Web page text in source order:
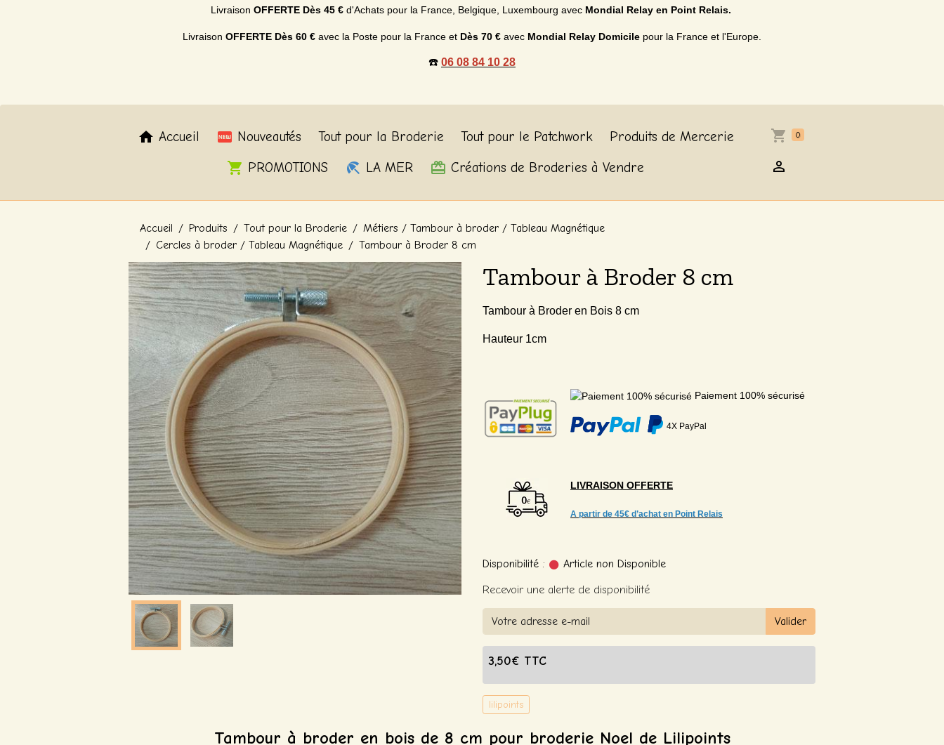
Livraison OFFERTE Dès 45 €d'Achats pour la France, Belgique, Luxembourg avec Mondial Relay en Point Relais.
Livraison OFFERTE Dès 60 € avec la Poste pour la France et Dès 70 € avec Mondial Relay Domicile pour la France et l'Europe.
☎️ 06 08 84 10 28
Accueil Nouveautés Tout pour la Broderie Tout pour le Patchwork
Produits de Mercerie
PROMOTIONS
LA MER Créations de Broderies à Vendre
0
Accueil Produits Tout pour la Broderie
Métiers / Tambour à broder / Tableau Magnétique
Cercles à broder / Tableau Magnétique
Tambour à Broder 8 cm
Tambour à Broder 8 cm
Tambour à Broder en Bois 8 cm
Hauteur 1cm
Paiement 100% sécurisé
4X PayPal
LIVRAISON OFFERTE
A partir de 45€ d’achat en Point Relais
Disponibilité : Article non Disponible
Recevoir une alerte de disponibilité
Valider
3,50€ TTC
lilipoints
Tambour à broder en bois de 8 cm pour broderie Noel de Lilipoints